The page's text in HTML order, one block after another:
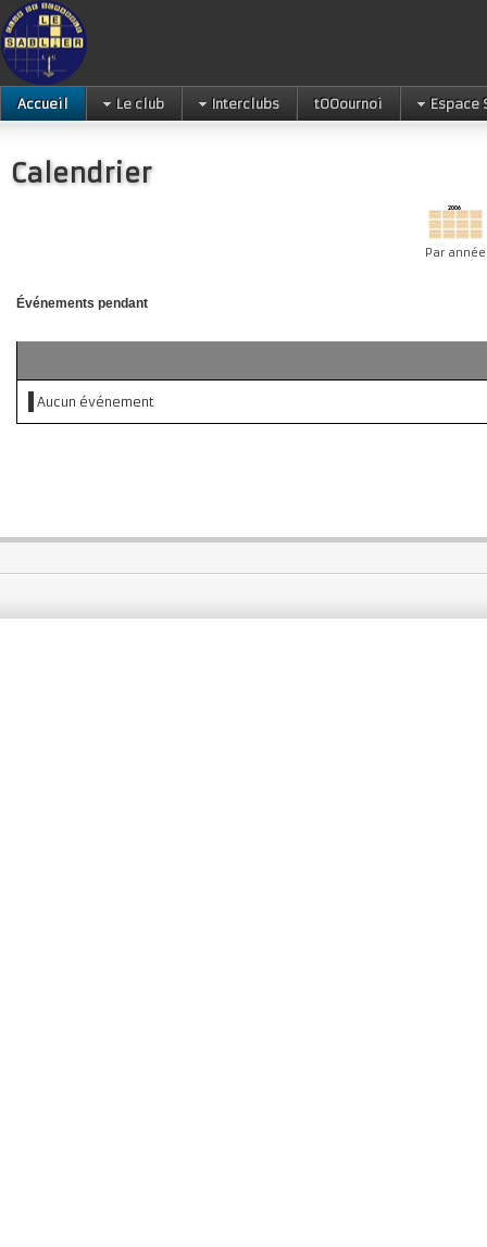
Accueil Le club Interclubs tOOournoi Espace
Calendrier
Par année
Événements pendant
Aucun événement